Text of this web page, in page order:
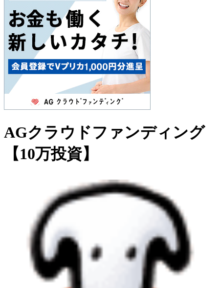
AGクラウドファンディング
【10万投資】